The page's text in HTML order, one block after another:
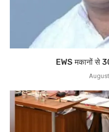
EWS मकानों से